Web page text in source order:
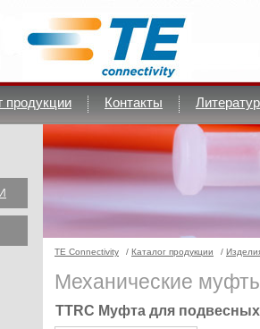
продукции Контакты
TE Connectivity / Каталог продукции /
Механические
TTRC Муфта для